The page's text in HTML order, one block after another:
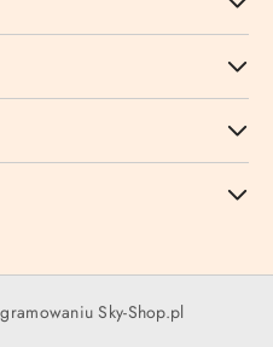
Sky-Shop.pl